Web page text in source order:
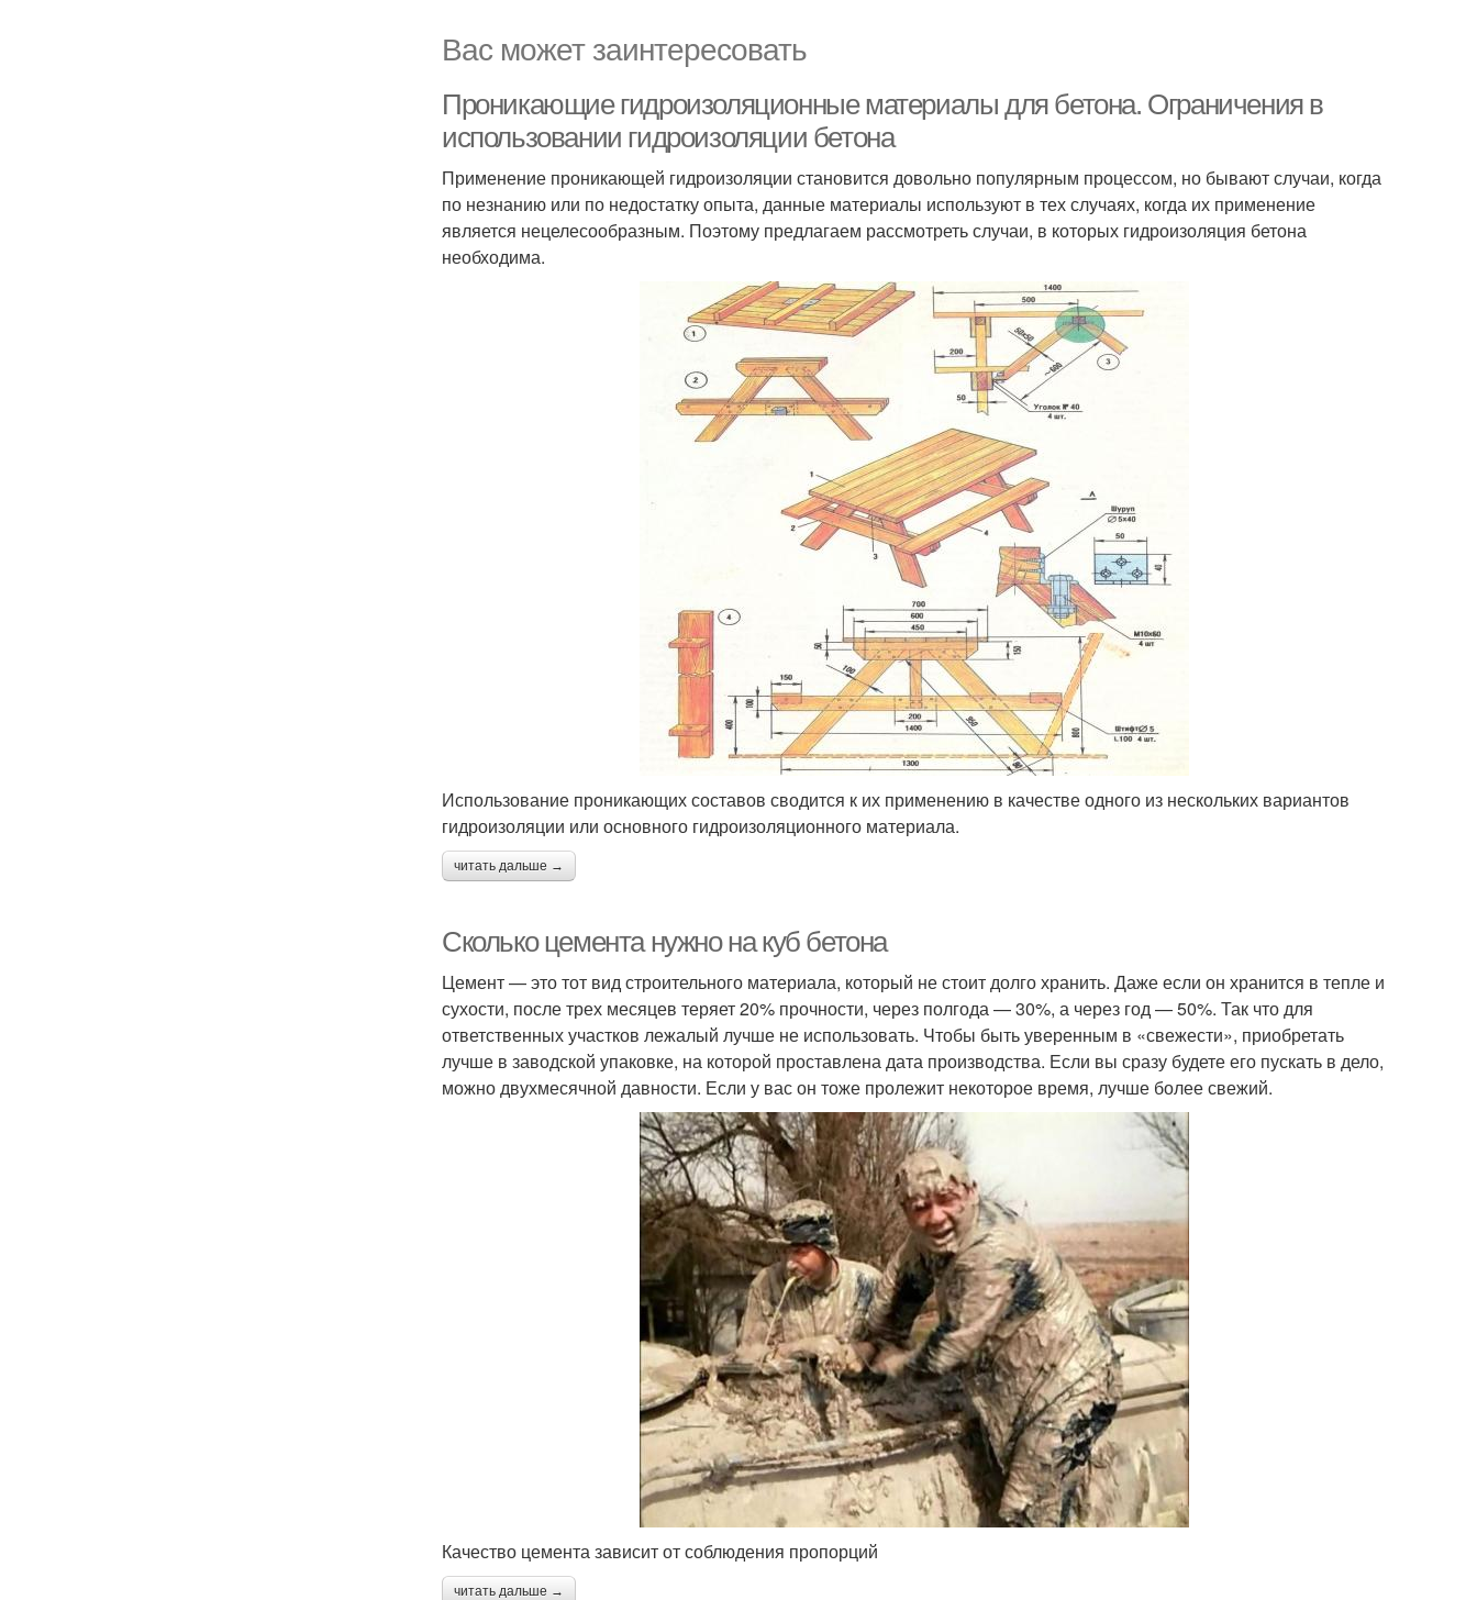
Вас может заинтересовать
Проникающие гидроизоляционные материалы для бетона. Ограничения в
использовании гидроизоляции бетона
Применение проникающей гидроизоляции становится довольно популярным процессом, но бывают случаи, когда
по незнанию или по недостатку опыта, данные материалы используют в тех случаях, когда их применение
является нецелесообразным. Поэтому предлагаем рассмотреть случаи, в которых гидроизоляция бетона
необходима.
Использование проникающих составов сводится к их применению в качестве одного из нескольких вариантов
гидроизоляции или основного гидроизоляционного материала.
читать дальше →
Сколько цемента нужно на куб бетона
Цемент — это тот вид строительного материала, который не стоит долго хранить. Даже если он хранится в тепле и
сухости, после трех месяцев теряет 20% прочности, через полгода — 30%, а через год — 50%. Так что для
ответственных участков лежалый лучше не использовать. Чтобы быть уверенным в «свежести», приобретать
лучше в заводской упаковке, на которой проставлена дата производства. Если вы сразу будете его пускать в дело,
можно двухмесячной давности. Если у вас он тоже пролежит некоторое время, лучше более свежий.
Качество цемента зависит от соблюдения пропорций
читать дальше →